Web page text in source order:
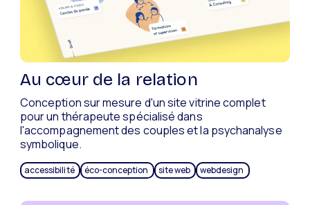
Au cœur de la relation
Conception sur mesure d'un site vitrine complet
pour un thérapeute spécialisé dans
l'accompagnement des couples et la psychanalyse
symbolique.
accessibilité éco-conception site web webdesign